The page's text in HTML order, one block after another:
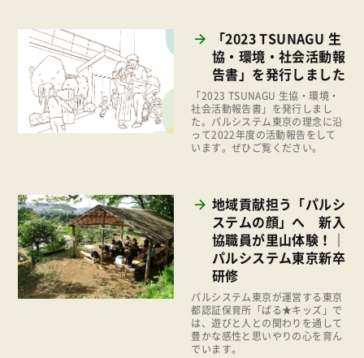
お米の出前授業
いなぎめぐみの里山
ぱる★キッズ
パルシステムでんき
機関運営
消費者
福祉
陽だまり
2018年
2017年
2016年
2015年
2012年
2011年
「2023 TSUNAGU 生
協・環境・社会活動報
告書」を発行しました
「2023 TSUNAGU 生協・環境・
社会活動報告書」を発行しまし
た。パルシステム東京の理念に沿
って2022年度の活動報告をして
います。ぜひご覧ください。
地域貢献担う「パルシ
ステムの顔」へ 新入
協職員が里山体験！｜
パルシステム東京新卒
研修
パルシステム東京が運営する東京
都認証保育所「ぱる★キッズ」で
は、遊びと人との関わりを通して
豊かな感性と思いやりの心を育ん
でいます。